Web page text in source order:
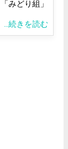
みどり組」
...続きを読む